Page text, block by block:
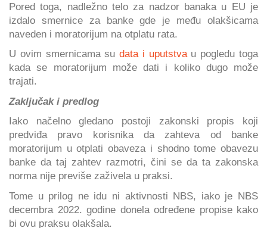
Pored toga, nadležno telo za nadzor banaka u EU je
izdalo smernice za banke gde je među olakšicama
naveden i moratorijum na otplatu rata.
U ovim smernicama sudata i uputstvau pogledu toga
kada se moratorijum može dati i koliko dugo može
trajati.
Zaključak i predlog
Iako načelno gledano postoji zakonski propis koji
predviđa pravo korisnika da zahteva od banke
moratorijum u otplati obaveza i shodno tome obavezu
banke da taj zahtev razmotri, čini se da ta zakonska
norma nije previše zaživela u praksi.
Tome u prilog ne idu ni aktivnosti NBS, iako je NBS
decembra 2022. godine donela određene propise kako
bi ovu praksu olakšala.